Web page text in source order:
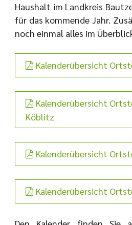
Haushalt im Landkreis
für das kommende Jahr.
noch einmal alles im
Kalenderübersicht
Kalenderübersicht
Köblitz
Kalenderübersicht
Kalenderübersicht